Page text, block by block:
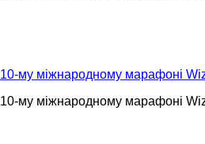
му міжнародному марафоні
му міжнародному марафоні